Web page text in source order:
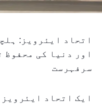
اتحاد ایئرویز:
اور دنیا کی محفوظ
سرفہرست
ایک اتحاد